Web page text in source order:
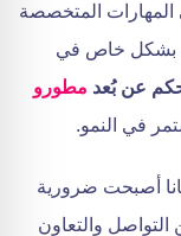
المهارات المتخصصة
بشكل خاص في
عن بُعد مطورو
في النمو.
أصبحت ضرورية
التواصل والتعاون